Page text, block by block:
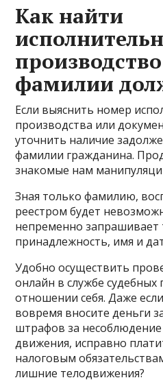
Как найти
фамилии
Если выяснить номер
производства или
уточнить наличие
фамилии гражданина.
знакомые нам
Зная только фамилию,
реестром будет
непременно
принадлежность, имя и
Удобно осуществить
онлайн в службе судебных
отношении себя. Даже
вовремя вносите деньги
штрафов за
движения, исправно
налоговым
лишние телодвижения?